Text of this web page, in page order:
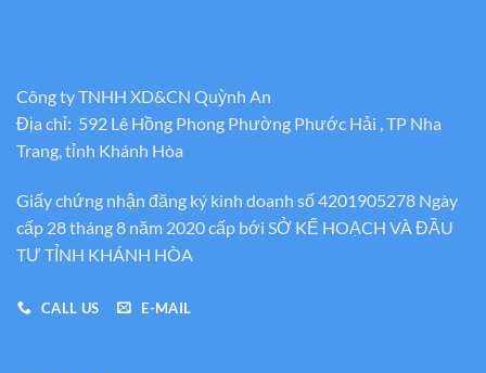
Công ty TNHH XD&CN Quỳnh An
Địa chỉ: 592 Lê Hồng Phong Phường Phước Hải , TP Nha
Trang, tỉnh Khánh Hòa
Giấy chứng nhận đăng ký kinh doanh số 4201905278 Ngày
cấp 28 tháng 8 năm 2020 cấp bới SỞ KẾ HOẠCH VÀ ĐẦU
TƯ TỈNH KHÁNH HÒA
CALL US E-MAIL